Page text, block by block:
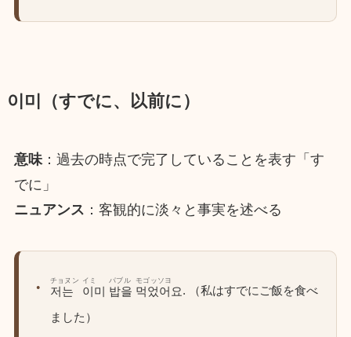
이미（すでに、以前に）
意味：過去の時点で完了していることを表す「す
でに」
ニュアンス ：客観的に淡々と事実を述べる
저는
チョヌン
이미
イミ
밥을
パブル
먹었어요
モゴッソヨ
. （私はすでにご飯を食べ
ました）